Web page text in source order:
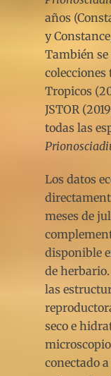
años
y
También
colecciones
Tropicos
JSTOR
todas las
Los datos
meses de
disponible
de
las
seco e
microscopio
conectado